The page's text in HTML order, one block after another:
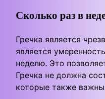
Сколько раз в
Гречка является
является
неделю. Это
Гречка не должна
которые также важны